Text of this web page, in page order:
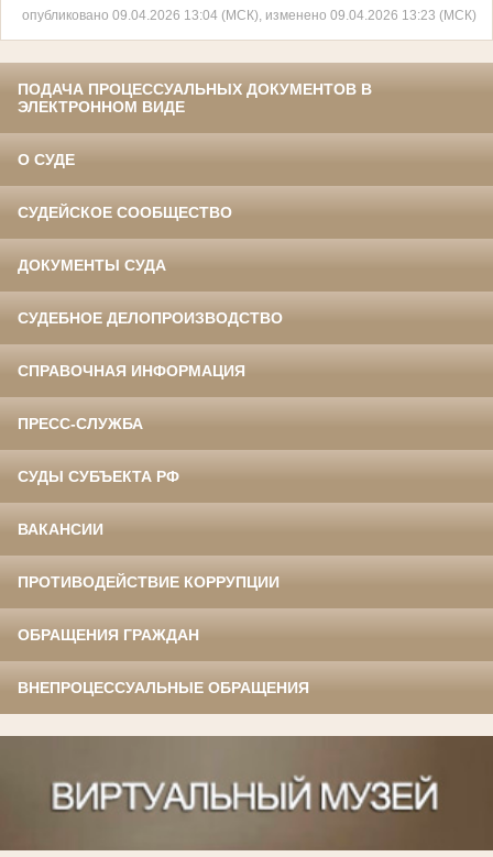
опубликовано 09.04.2026 13:04 (МСК), изменено 09.04.2026 13:23 (МСК)
ПОДАЧА ПРОЦЕССУАЛЬНЫХ ДОКУМЕНТОВ В
ЭЛЕКТРОННОМ ВИДЕ
О СУДЕ
СУДЕЙСКОЕ СООБЩЕСТВО
ДОКУМЕНТЫ СУДА
СУДЕБНОЕ ДЕЛОПРОИЗВОДСТВО
СПРАВОЧНАЯ ИНФОРМАЦИЯ
ПРЕСС-СЛУЖБА
СУДЫ СУБЪЕКТА РФ
ВАКАНСИИ
ПРОТИВОДЕЙСТВИЕ КОРРУПЦИИ
ОБРАЩЕНИЯ ГРАЖДАН
ВНЕПРОЦЕССУАЛЬНЫЕ ОБРАЩЕНИЯ